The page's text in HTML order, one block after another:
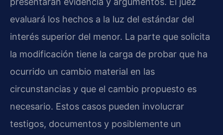
evaluará los hechos a la luz del estándar del
interés superior del menor. La parte que solicita
la modificación tiene la carga de probar que ha
ocurrido un cambio material en las
circunstancias y que el cambio propuesto es
necesario. Estos casos pueden involucrar
testigos, documentos y posiblemente un